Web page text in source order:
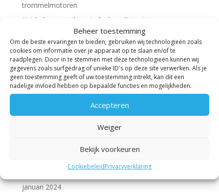
Beheer toestemming
Om de beste ervaringen te bieden, gebruiken wij technologieën zoals
cookies om informatie over je apparaat op te slaan en/of te
raadplegen. Door in te stemmen met deze technologieën kunnen wij
gegevens zoals surfgedrag of unieke ID's op deze site verwerken. Als je
geen toestemming geeft of uw toestemming intrekt, kan dit een
nadelige invloed hebben op bepaalde functies en mogelijkheden.
Accepteren
Weiger
Bekijk voorkeuren
CookiebeleidPrivacyverklaring
trommelmotoren
Het belang van thermische beveiliging in
trommelmotoren
TBA staat op de beurs Logistica Next 2024!
De voor- en nadelen van olie in een trommelmotor
Nieuwe regels IE classificering elektromotoren
januari 2024